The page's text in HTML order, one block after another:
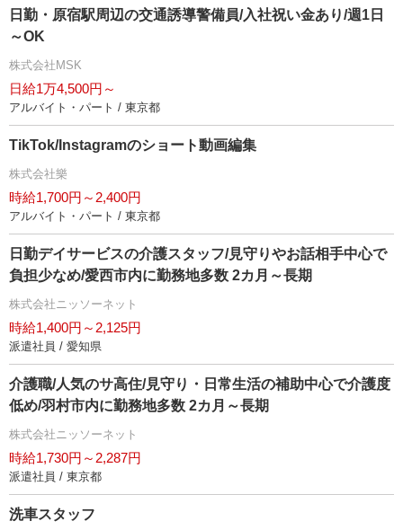
日勤・原宿駅周辺の交通誘導警備員/入社祝い金あり/週1日
～OK
株式会社MSK
日給1万4,500円～
アルバイト・パート / 東京都
TikTok/Instagramのショート動画編集
株式会社樂
時給1,700円～2,400円
アルバイト・パート / 東京都
日勤デイサービスの介護スタッフ/見守りやお話相手中心で
負担少なめ/愛西市内に勤務地多数 2カ月～長期
株式会社ニッソーネット
時給1,400円～2,125円
派遣社員 / 愛知県
介護職/人気のサ高住/見守り・日常生活の補助中心で介護度
低め/羽村市内に勤務地多数 2カ月～長期
株式会社ニッソーネット
時給1,730円～2,287円
派遣社員 / 東京都
洗車スタッフ